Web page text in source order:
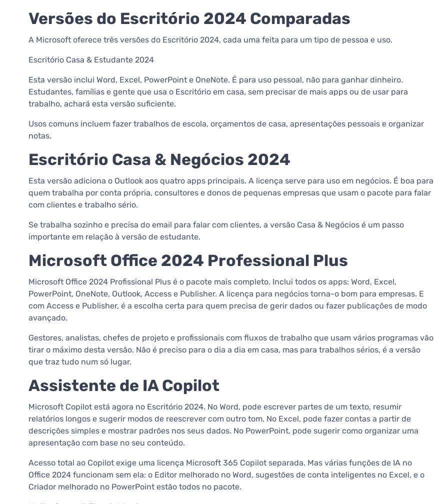
Versões do Escritório 2024 Comparadas
A Microsoft oferece três versões do Escritório 2024, cada uma feita para um tipo de pessoa e uso.
Escritório Casa & Estudante 2024
Esta versão inclui Word, Excel, PowerPoint e OneNote. É para uso pessoal, não para ganhar dinheiro.
Estudantes, famílias e gente que usa o Escritório em casa, sem precisar de mais apps ou de usar para
trabalho, achará esta versão suficiente.
Usos comuns incluem fazer trabalhos de escola, orçamentos de casa, apresentações pessoais e organizar
notas.
Escritório Casa & Negócios 2024
Esta versão adiciona o Outlook aos quatro apps principais. A licença serve para uso em negócios. É boa para
quem trabalha por conta própria, consultores e donos de pequenas empresas que usam o pacote para falar
com clientes e trabalho sério.
Se trabalha sozinho e precisa do email para falar com clientes, a versão Casa & Negócios é um passo
importante em relação à versão de estudante.
Microsoft Office 2024 Professional Plus
Microsoft Office 2024 Profissional Plus é o pacote mais completo. Inclui todos os apps: Word, Excel,
PowerPoint, OneNote, Outlook, Access e Publisher. A licença para negócios torna-o bom para empresas. E
com Access e Publisher, é a escolha certa para quem precisa de gerir dados ou fazer publicações de modo
avançado.
Gestores, analistas, chefes de projeto e profissionais com fluxos de trabalho que usam vários programas vão
tirar o máximo desta versão. Não é preciso para o dia a dia em casa, mas para trabalhos sérios, é a versão
que traz tudo num só lugar.
Assistente de IA Copilot
Microsoft Copilot está agora no Escritório 2024. No Word, pode escrever partes de um texto, resumir
relatórios longos e sugerir modos de reescrever com outro tom. No Excel, pode fazer contas a partir de
descrições simples e mostrar padrões nos seus dados. No PowerPoint, pode sugerir como organizar uma
apresentação com base no seu conteúdo.
Acesso total ao Copilot exige uma licença Microsoft 365 Copilot separada. Mas várias funções de IA no
Office 2024 funcionam sem ela: o Editor melhorado no Word, sugestões de conta inteligentes no Excel, e o
Criador melhorado no PowerPoint estão todos no pacote.